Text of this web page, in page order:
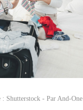
: Shutterstock - Par And-One